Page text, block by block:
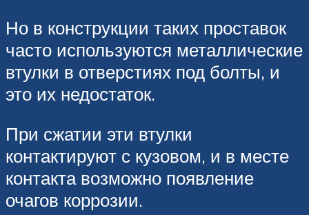
Но в конструкции таких проставок
часто используются металлические
втулки в отверстиях под болты, и
это их недостаток.
При сжатии эти втулки
контактируют с кузовом, и в месте
контакта возможно появление
очагов коррозии.